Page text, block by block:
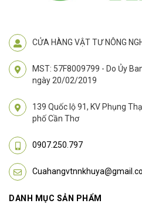
CỬA HÀNG VẬT TƯ NÔNG
MST: 57F8009799 - Do Ủy
ngày 20/02/2019
139 Quốc lộ 91, KV Phụng
phố Cần Thơ
0907.250.797
DANH MỤC SẢN PHẨM